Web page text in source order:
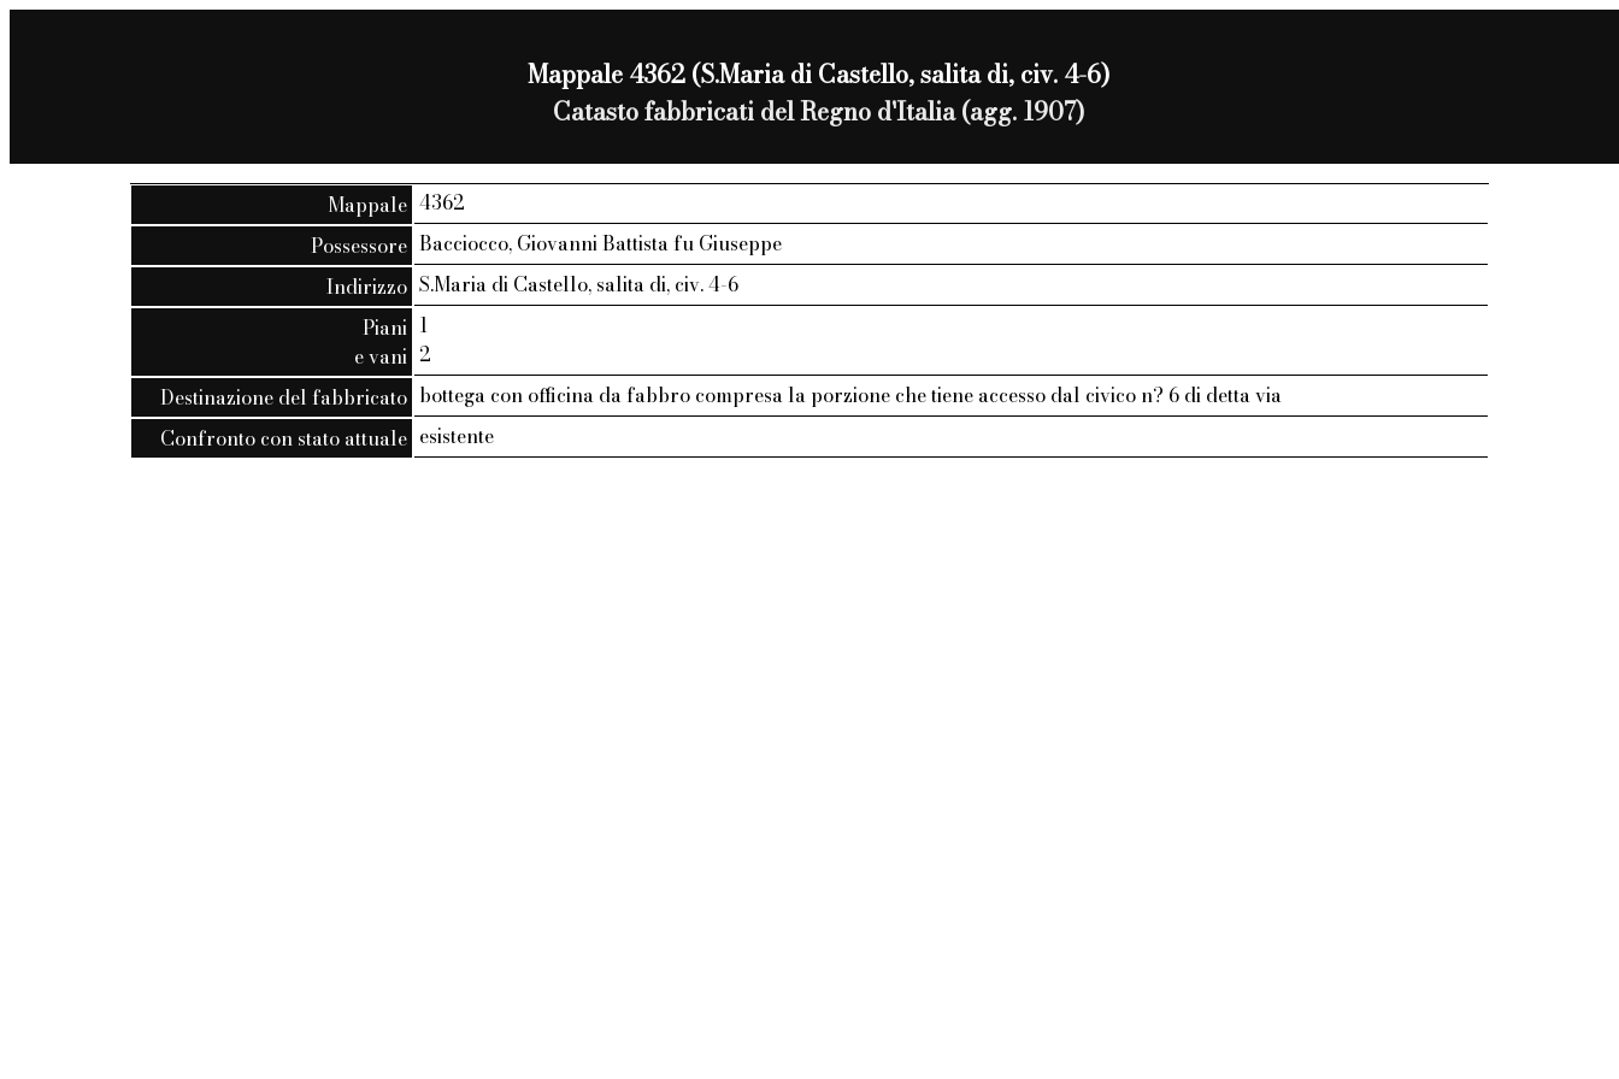
Mappale 4362 (S.Maria di Castello, salita di, civ. 4-6)
Catasto fabbricati del Regno d'Italia (agg. 1907)
Mappale 4362
Possessore Bacciocco, Giovanni Battista fu Giuseppe
Indirizzo S.Maria di Castello, salita di, civ. 4-6
Piani
e vani
1
2
Destinazione del fabbricato bottega con officina da fabbro compresa la porzione che tiene accesso dal civico n? 6 di detta via
Confronto con stato attuale esistente